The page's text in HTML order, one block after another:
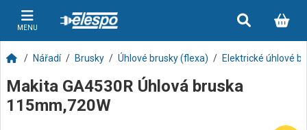
MENU
Nářadí Brusky Úhlové brusky (flexa) Elektrické úhlové
Makita GA4530R Úhlová bruska
115mm,720W